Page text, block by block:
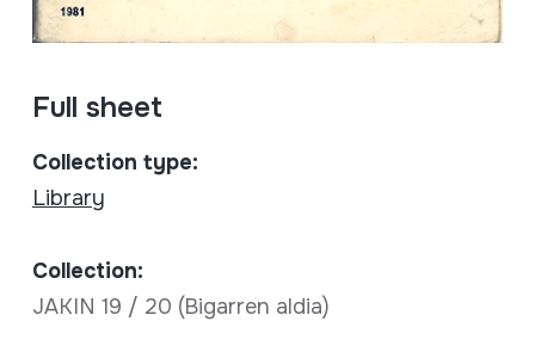
Full sheet
Collection type:
Library
Collection:
JAKIN 19 / 20 (Bigarren aldia)